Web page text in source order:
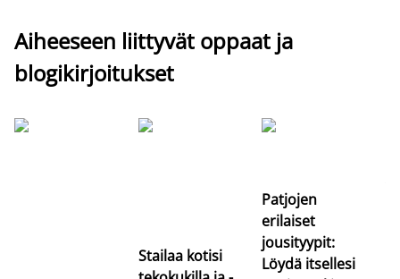
Aiheeseen liittyvät oppaat ja
blogikirjoitukset
Stailaa kotisi
Patjojen
erilaiset
jousityypit:
Löydä itsellesi